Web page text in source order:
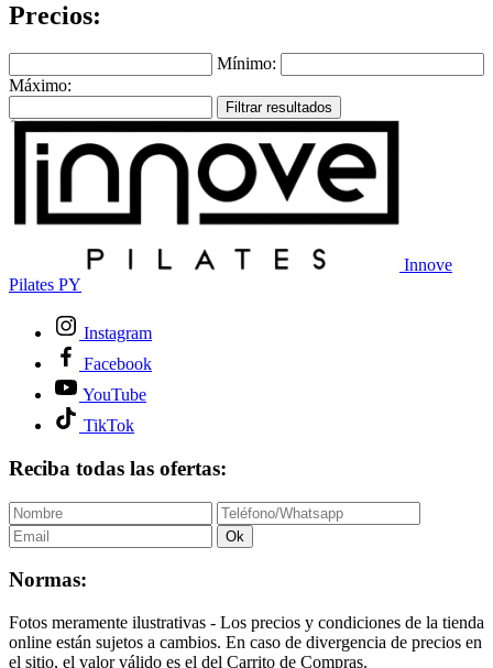
Precios:
Mínimo:
Máximo:
Filtrar resultados
Innove
Pilates PY
Instagram
Facebook
YouTube
TikTok
Reciba todas las ofertas:
Ok
Normas:
Fotos meramente ilustrativas - Los precios y condiciones de la tienda
online están sujetos a cambios. En caso de divergencia de precios en
el sitio, el valor válido es el del Carrito de Compras.